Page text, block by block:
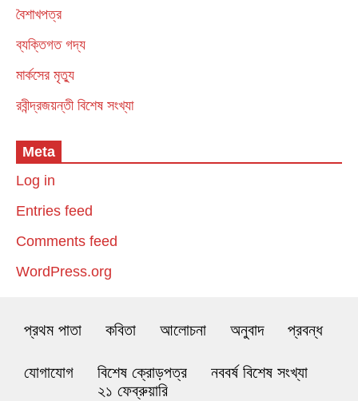
বৈশাখপত্র
ব্যক্তিগত গদ্য
মার্কসের মৃত্যু
রবীন্দ্রজয়ন্তী বিশেষ সংখ্যা
Meta
Log in
Entries feed
Comments feed
WordPress.org
প্রথম পাতা কবিতা আলোচনা অনুবাদ প্রবন্ধ
যোগাযোগ
বিশেষ ক্রোড়পত্র
২১ ফেব্রুয়ারি
নববর্ষ বিশেষ সংখ্যা